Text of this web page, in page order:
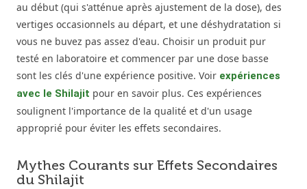
au début (qui s'atténue après ajustement de la dose), des
vertiges occasionnels au départ, et une déshydratation si
vous ne buvez pas assez d'eau. Choisir un produit pur
testé en laboratoire et commencer par une dose basse
sont les clés d'une expérience positive. Voir expériences
avec le Shilajit pour en savoir plus. Ces expériences
soulignent l'importance de la qualité et d'un usage
approprié pour éviter les effets secondaires.
Mythes Courants sur Effets Secondaires
du Shilajit